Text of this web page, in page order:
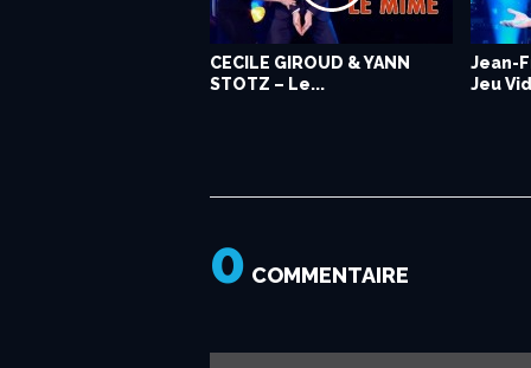
CECILE GIROUD & YANN
STOTZ – Le...
Jean-
Jeu
Annadrey – Mon prénom /
Live dans les...
Revue
Tano – La Pute de luxe /
live dans les...
0 COMMENTAIRE